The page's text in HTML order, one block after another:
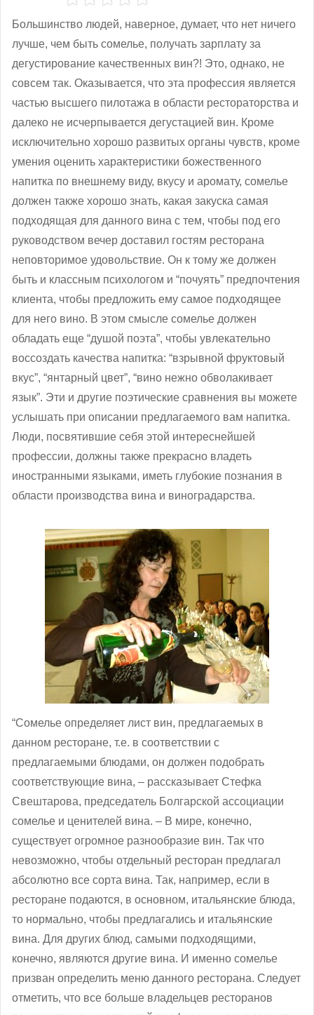
Большинство людей, наверное, думает, что нет ничего
лучше, чем быть сомелье, получать зарплату за
дегустирование качественных вин?! Это, однако, не
совсем так. Оказывается, что эта профессия является
частью высшего пилотажа в области рестораторства и
далеко не исчерпывается дегустацией вин. Кроме
исключительно хорошо развитых органы чувств, кроме
умения оценить характеристики божественного
напитка по внешнему виду, вкусу и аромату, сомелье
должен также хорошо знать, какая закуска самая
подходящая для данного вина с тем, чтобы под его
руководством вечер доставил гостям ресторана
неповторимое удовольствие. Он к тому же должен
быть и классным психологом и “почуять” предпочтения
клиента, чтобы предложить ему самое подходящее
для него вино. В этом смысле сомелье должен
обладать еще “душой поэта”, чтобы увлекательно
воссоздать качества напитка: “взрывной фруктовый
вкус”, “янтарный цвет”, “вино нежно обволакивает
язык”. Эти и другие поэтические сравнения вы можете
услышать при описании предлагаемого вам напитка.
Люди, посвятившие себя этой интереснейшей
профессии, должны также прекрасно владеть
иностранными языками, иметь глубокие познания в
области производства вина и виноградарства.
“Сомелье определяет лист вин, предлагаемых в
данном ресторане, т.е. в соответствии с
предлагаемыми блюдами, он должен подобрать
соответствующие вина, ‒ рассказывает Стефка
Свештарова, председатель Болгарской ассоциации
сомелье и ценителей вина. – В мире, конечно,
существует огромное разнообразие вин. Так что
невозможно, чтобы отдельный ресторан предлагал
абсолютно все сорта вина. Так, например, если в
ресторане подаются, в основном, итальянские блюда,
то нормально, чтобы предлагались и итальянские
вина. Для других блюд, самыми подходящими,
конечно, являются другие вина. И именно сомелье
призван определить меню данного ресторана. Следует
отметить, что все больше владельцев ресторанов